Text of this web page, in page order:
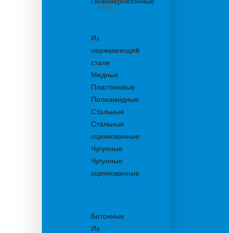
из бетона
М600
Из
нержавеющей
стали
Медные
Пластиковые
Полиамидные
Стальные
Стальные
оцинкованные
Чугунные
Чугунные
оцинкованные
Бетонные
Из